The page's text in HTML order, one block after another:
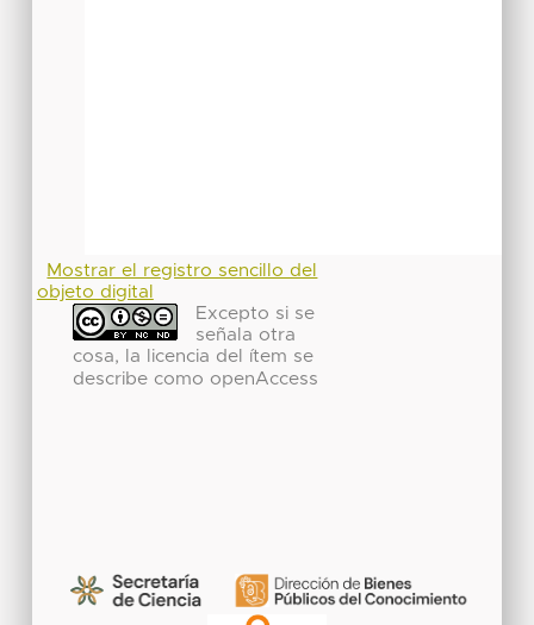
Mostrar el registro sencillo del
objeto digital
Excepto si se
señala otra
cosa, la licencia del ítem se
describe como openAccess